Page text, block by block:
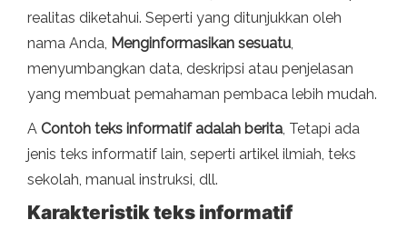
realitas diketahui. Seperti yang ditunjukkan oleh
nama Anda, Menginformasikan sesuatu,
menyumbangkan data, deskripsi atau penjelasan
yang membuat pemahaman pembaca lebih mudah.
A Contoh teks informatif adalah berita, Tetapi ada
jenis teks informatif lain, seperti artikel ilmiah, teks
sekolah, manual instruksi, dll.
Karakteristik teks informatif